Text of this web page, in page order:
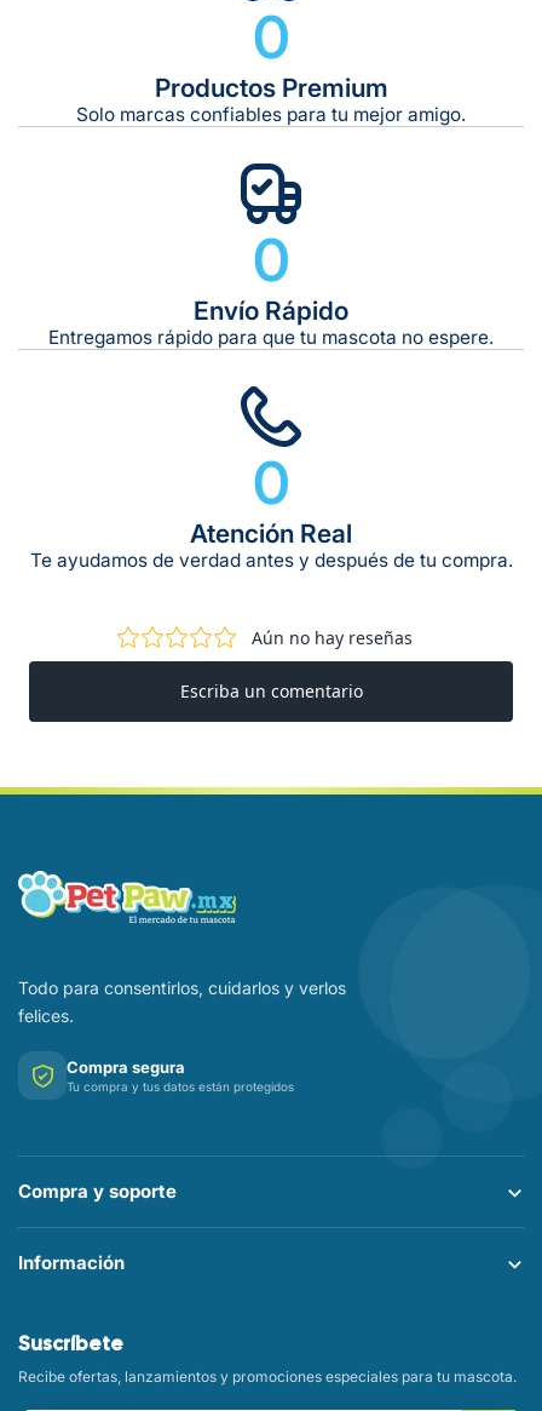
0
Productos Premium
Solo marcas confiables para tu mejor amigo.
0
Envío Rápido
Entregamos rápido para que tu mascota no espere.
0
Atención Real
Te ayudamos de verdad antes y después de tu compra.
Todo para consentirlos, cuidarlos y verlos
felices.
Compra segura
Tu compra y tus datos están protegidos
Compra y soporte
Información
Suscríbete
Recibe ofertas, lanzamientos y promociones especiales para tu mascota.